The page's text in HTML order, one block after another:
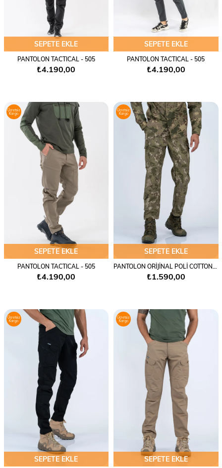
SEPETE EKLE
PANTOLON TACTICAL - 505
₺4.190,00
SEPETE EKLE
PANTOLON TACTICAL - 505
₺4.190,00
SEPETE EKLE
PANTOLON TACTICAL - 505
₺4.190,00
Ücretsiz
Kargo
SEPETE EKLE
PANTOLON ORİJİNAL POLİ COTTON - 504
₺1.590,00
Ücretsiz
Kargo
SEPETE EKLE
Ücretsiz
Kargo
SEPETE EKLE
Ücretsiz
Kargo